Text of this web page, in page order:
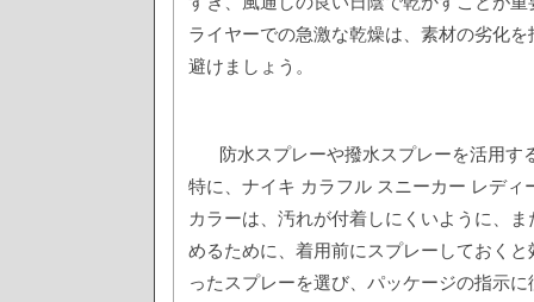
ライヤーでの急激な乾燥は、素材の劣化
避けましょう。
防水スプレーや撥水スプレーを活用す
特に、ナイキ カラフル スニーカー レディ
カラーは、汚れが付着しにくいように、
めるために、着用前にスプレーしておく
ったスプレーを選び、パッケージの指示